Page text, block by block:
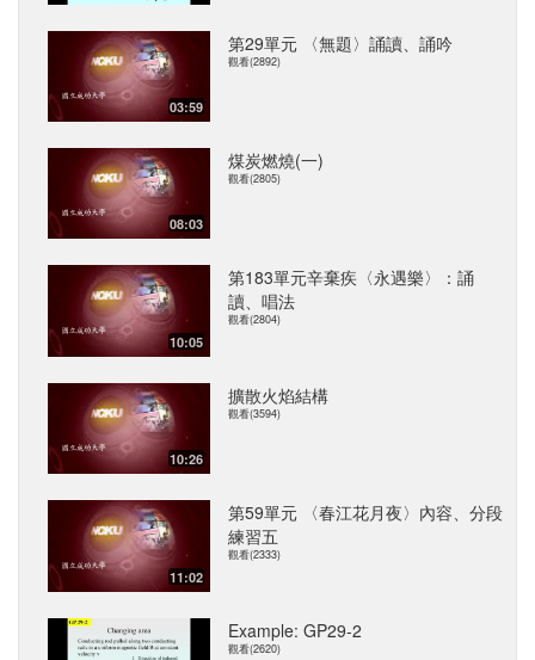
03:59
第29單元 〈無題〉誦讀、誦吟
觀看(2892)
08:03
煤炭燃燒(一)
觀看(2805)
10:05
第183單元辛棄疾〈永遇樂〉：誦
讀、唱法
觀看(2804)
10:26
擴散火焰結構
觀看(3594)
11:02
第59單元 〈春江花月夜〉內容、分段
練習五
觀看(2333)
Example: GP29-2
觀看(2620)